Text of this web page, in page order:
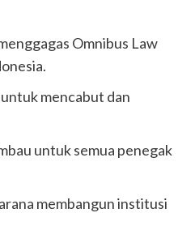
Omnibus Law
mencabut dan
untuk semua penegak
membangun institusi